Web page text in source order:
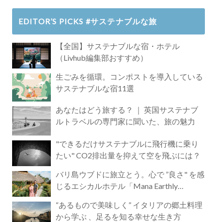
EDITOR’S PICKS #サステナブルな旅
【全国】サステナブルな宿・ホテル
（Livhub編集部おすすめ）
生ごみを循環。コンポストを導入している
サステナブルな宿11選
あなたはどう旅する？ ｜ 英国サステナブ
ルトラベルの専門家に聞いた、旅の魅力
"できるだけサステナブルに飛行機に乗り
たい" CO2排出量を抑えて空を飛ぶには？
バリ島ウブドに旅立とう。心で ”良さ" を感
じるエシカルホテル「Mana Earthly
“あるもので美味しく” イタリアの郷土料理
から学ぶ 、足るを知る幸せな生き方